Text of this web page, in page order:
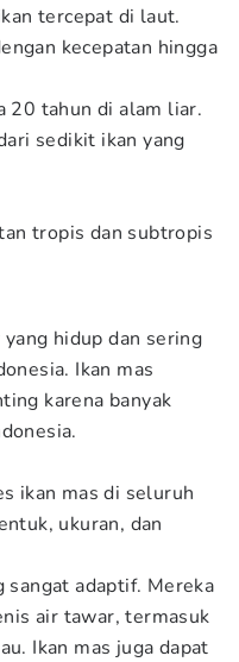
tercepat di laut.
kecepatan hingga
20 tahun di alam liar.
sedikit ikan yang
tropis dan subtropis
hidup dan sering
Ikan mas
karena banyak
ikan mas di seluruh
ukuran, dan
sangat adaptif. Mereka
air tawar, termasuk
Ikan mas juga dapat